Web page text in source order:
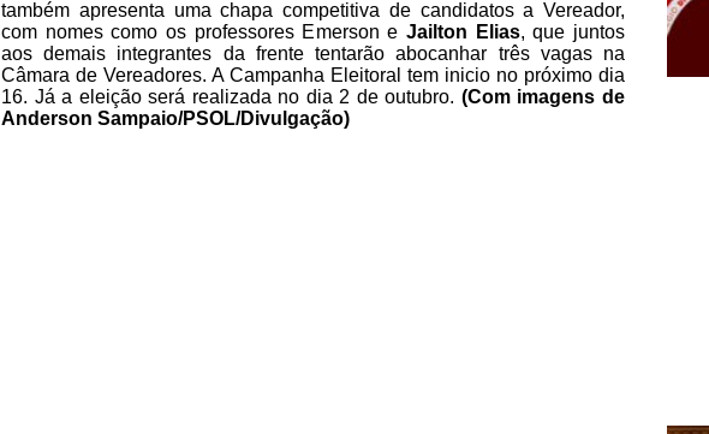
também apresenta uma chapa competitiva de candidatosa Vereador,
com nomes como os professores Emerson e Jailton Elias, que juntos
aos demais integrantes da frente tentarão abocanhar três vagas na
Câmara de Vereadores. A Campanha Eleitoral tem inicio no próximo dia
16. Já a eleiçãoserá realizada no dia 2 de outubro. (Com imagens de
Anderson Sampaio/PSOL/Divulgação)